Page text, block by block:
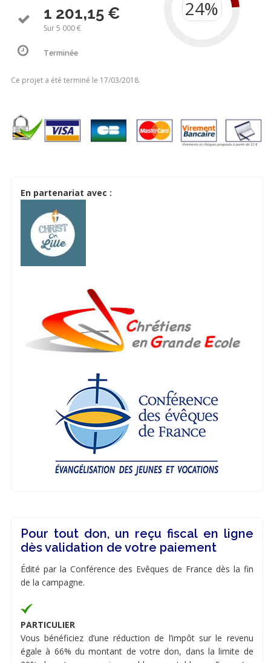
1 201,15 €
Sur 5 000 €
Terminée
Ce projet a été terminé le 17/03/2018.
En partenariat avec :
Pour tout don, un reçu fiscal en ligne
dès validation de votre paiement
Édité par la Conférence des Evêques de France dès la fin
de la campagne.
PARTICULIER
Vous bénéficiez d’une réduction de l’impôt sur le revenu
égale à 66% du montant de votre don, dans la limite de